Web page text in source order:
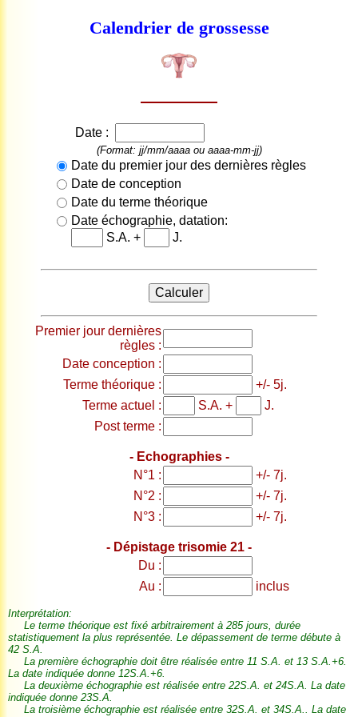
Calendrier de grossesse
Date :
(Format: jj/mm/aaaa ou aaaa-mm-jj)
Date du premier jour des dernières règles
Date de conception
Date du terme théorique
Date échographie, datation:
S.A. +
J.
Premier jour dernières
règles :
Date conception :
Terme théorique :
+/- 5j.
Terme actuel :
S.A. +
J.
Post terme :
- Echographies -
N°1 :
+/- 7j.
N°2 :
+/- 7j.
N°3 :
+/- 7j.
- Dépistage trisomie 21 -
Du :
Au :
inclus
Interprétation:
Le terme théorique est fixé arbitrairement à 285 jours, durée
statistiquement la plus représentée. Le dépassement de terme débute à
42 S.A.
La première échographie doit être réalisée entre 11 S.A. et 13 S.A.+6.
La date indiquée donne 12S.A.+6.
La deuxième échographie est réalisée entre 22S.A. et 24S.A. La date
indiquée donne 23S.A.
La troisième échographie est réalisée entre 32S.A. et 34S.A.. La date